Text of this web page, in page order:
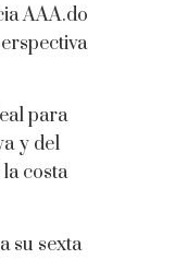
AAA.do
para
y del
costa
su sexta